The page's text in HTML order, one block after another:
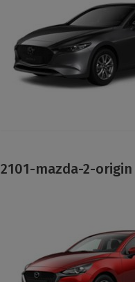
2101-mazda-2-origin